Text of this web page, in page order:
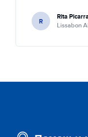
R Rita
Lissabon